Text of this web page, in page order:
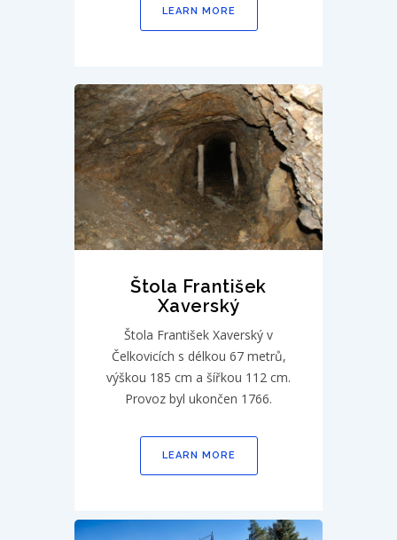
LEARN MORE
Štola František
Xaverský
Štola František Xaverský v
Čelkovicích s délkou 67 metrů,
výškou 185 cm a šířkou 112 cm.
Provoz byl ukončen 1766.
LEARN MORE